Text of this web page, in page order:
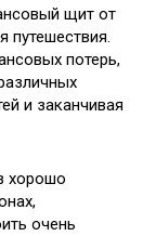
щит от
путешествия.
потерь,
и заканчивая
хорошо
очень